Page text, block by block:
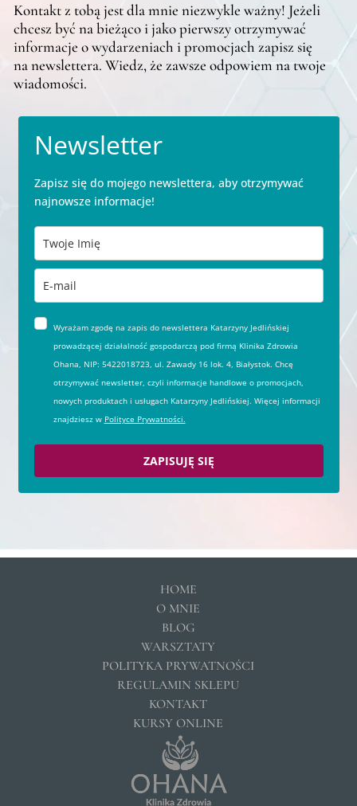
Kontakt z tobą jest dla mnie niezwykle ważny! Jeżeli
chcesz być na bieżąco i jako pierwszy otrzymywać
informacje o wydarzeniach i promocjach zapisz się
na newslettera. Wiedz, że zawsze odpowiem na twoje
wiadomości.
Newsletter
Zapisz się do mojego newslettera, aby otrzymywać
najnowsze informacje!
Wyrażam zgodę na zapis do newslettera Katarzyny Jedlińskiej
prowadzącej działalność gospodarczą pod firmą Klinika Zdrowia
Ohana, NIP: 5422018723, ul. Zawady 16 lok. 4, Białystok. Chcę
otrzymywać newsletter, czyli informacje handlowe o promocjach,
nowych produktach i usługach Katarzyny Jedlińskiej. Więcej informacji
znajdziesz w Polityce Prywatności.
ZAPISUJĘ SIĘ
HOME
O MNIE
BLOG
WARSZTATY
POLITYKA PRYWATNOŚCI
REGULAMIN SKLEPU
KONTAKT
KURSY ONLINE